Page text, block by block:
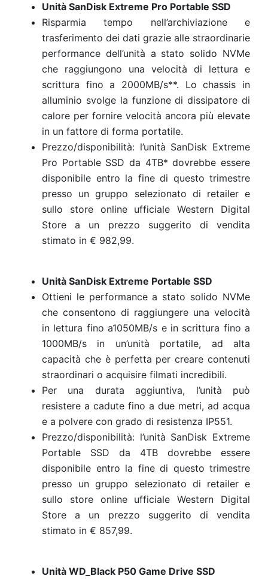
Unità SanDisk Extreme Pro Portable SSD
Risparmia tempo nell’archiviazione e
trasferimento dei dati grazie alle straordinarie
performance dell’unità a stato solido NVMe
che raggiungono una velocità di lettura e
scrittura fino a 2000MB/s**. Lo chassis in
alluminio svolge la funzione di dissipatore di
calore per fornire velocità ancora più elevate
in un fattore di forma portatile.
Prezzo/disponibilità: l’unità SanDisk Extreme
Pro Portable SSD da 4TB* dovrebbe essere
disponibile entro la fine di questo trimestre
presso un gruppo selezionato di retailer e
sullo store online ufficiale Western Digital
Store a un prezzo suggerito di vendita
stimato in € 982,99.
Unità SanDisk Extreme Portable SSD
Ottieni le performance a stato solido NVMe
che consentono di raggiungere una velocità
in lettura fino a1050MB/s e in scrittura fino a
1000MB/s in un’unità portatile, ad alta
capacità che è perfetta per creare contenuti
straordinari o acquisire filmati incredibili.
Per una durata aggiuntiva, l’unità può
resistere a cadute fino a due metri, ad acqua
e a polvere con grado di resistenza IP551.
Prezzo/disponibilità: l’unità SanDisk Extreme
Portable SSD da 4TB dovrebbe essere
disponibile entro la fine di questo trimestre
presso un gruppo selezionato di retailer e
sullo store online ufficiale Western Digital
Store a un prezzo suggerito di vendita
stimato in € 857,99.
Unità WD_Black P50 Game Drive SSD